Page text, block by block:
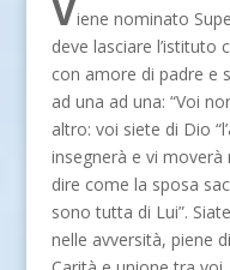
iene nominato
deve lasciare l’istituto
con amore di padre e
ad una ad una: “Voi
altro: voi siete di Dio
insegnerà e vi
dire come la sposa
sono tutta di Lui”.
nelle avversità, piene